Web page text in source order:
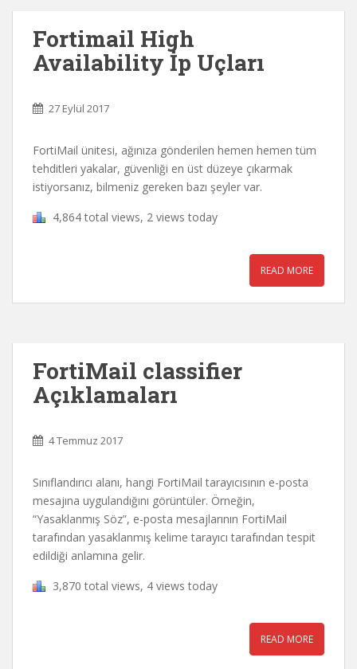
Fortimail High
Availability İp Uçları
27 Eylül 2017
FortiMail ünitesi, ağınıza gönderilen hemen hemen tüm
tehditleri yakalar, güvenliği en üst düzeye çıkarmak
istiyorsanız, bilmeniz gereken bazı şeyler var.
4,864 total views, 2 views today
READ MORE
FortiMail classifier
Açıklamaları
4 Temmuz 2017
Sınıflandırıcı alanı, hangi FortiMail tarayıcısının e-posta
mesajına uygulandığını görüntüler. Örneğin,
“Yasaklanmış Söz”, e-posta mesajlarının FortiMail
tarafından yasaklanmış kelime tarayıcı tarafından tespit
edildiği anlamına gelir.
3,870 total views, 4 views today
READ MORE